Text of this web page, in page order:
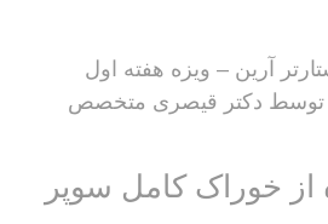
آرین – ویزه هفته اول
توسط دکتر قیصری متخصص
از خوراک کامل سوپر